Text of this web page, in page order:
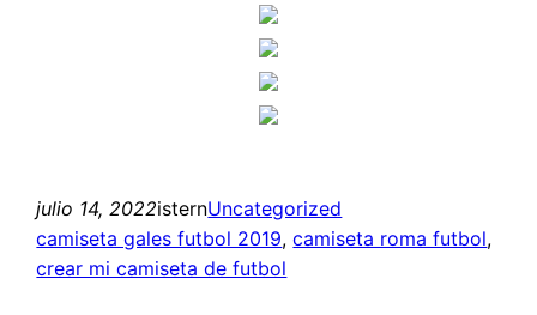
julio 14, 2022isternUncategorized
camiseta gales futbol 2019, camiseta roma futbol
crear mi camiseta de futbol